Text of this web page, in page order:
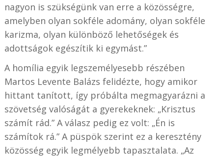
nagyon is szükségünk van erre a közösségre,
amelyben olyan sokféle adomány, olyan sokféle
karizma, olyan különböző lehetőségek és
adottságok egészítik ki egymást.”
A homília egyik legszemélyesebb részében
Martos Levente Balázs felidézte, hogy amikor
hittant tanított, így próbálta megmagyarázni a
szövetség valóságát a gyerekeknek: „Krisztus
számít rád.” A válasz pedig ez volt: „Én is
számítok rá.” A püspök szerint ez a keresztény
közösség egyik legmélyebb tapasztalata. „Az